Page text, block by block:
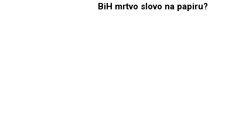
BiH mrtvo slovo na papiru?